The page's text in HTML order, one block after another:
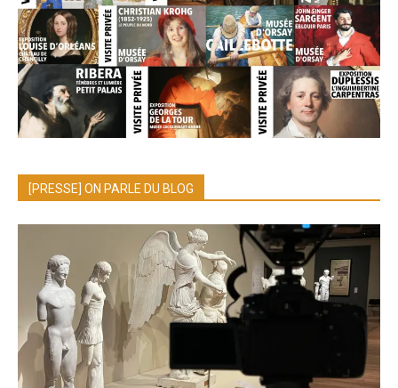
[PRESSE] ON PARLE DU BLOG